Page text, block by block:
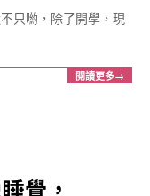
只喲，除了開學，現
閱讀更多→